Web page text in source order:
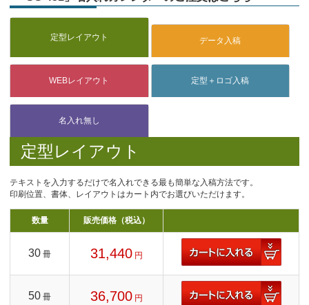
定型レイアウト
テキストを入力するだけで名入れできる最も簡単な入稿方法です。
印刷位置、書体、レイアウトはカート内でお選びいただけます。
数量 販売価格（税込）
30 冊 31,440 円
50 冊 36,700 円